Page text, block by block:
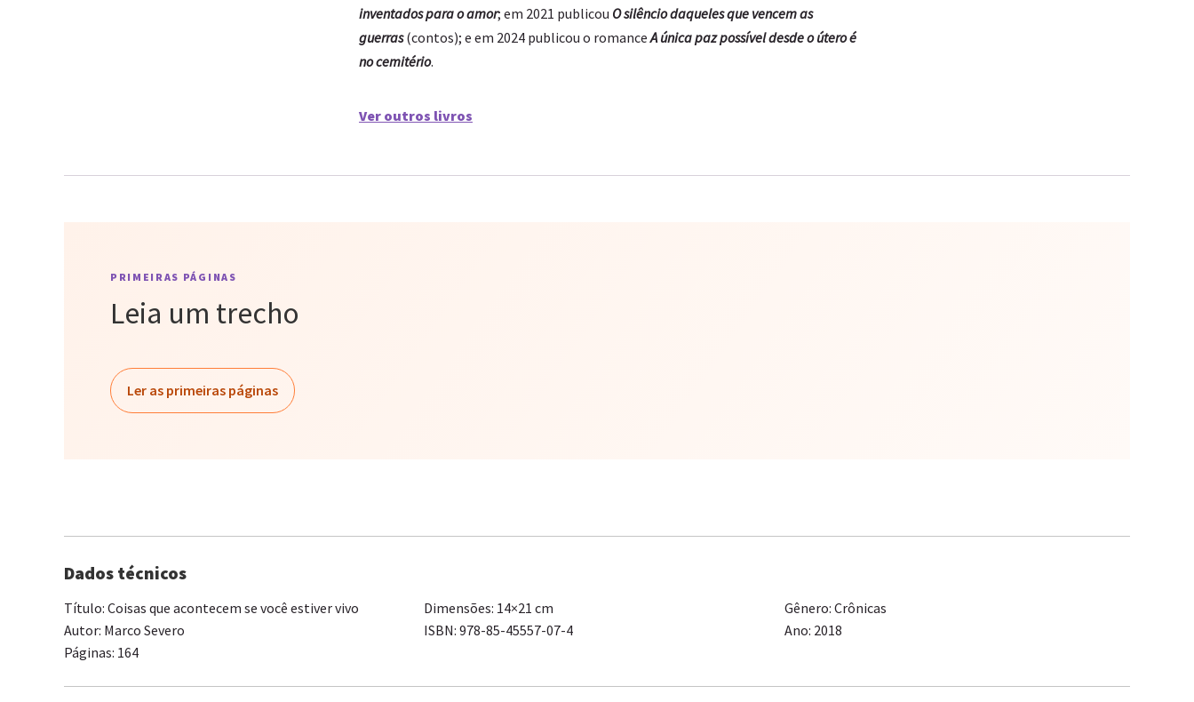
inventados para o amor; em 2021 publicou O silêncio daqueles que vencem as
guerras(contos); e em 2024 publicou o romanceA única paz possível desde o útero é
no cemitério.
Ver outros livros
PRIMEIRAS PÁGINAS
Leia um trecho
Ler as primeiras páginas
Dados técnicos
Título: Coisas que acontecem se você estiver vivo
Autor: Marco Severo
Páginas: 164
Dimensões: 14×21 cm
ISBN: 978-85-45557-07-4
Gênero: Crônicas
Ano: 2018